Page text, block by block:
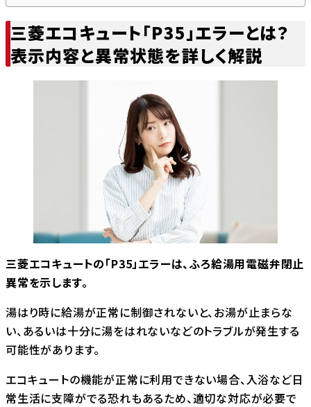
三菱エコキュート「P35」エラーとは？
表示内容と異常状態を詳しく解説
三菱エコキュートの「P35」エラーは、ふろ給湯用電磁弁閉止
異常を示します。
湯はり時に給湯が正常に制御されないと、お湯が止まらな
い、あるいは十分に湯をはれないなどのトラブルが発生する
可能性があります。
エコキュートの機能が正常に利用できない場合、入浴など日
常生活に支障がでる恐れもあるため、適切な対応が必要で